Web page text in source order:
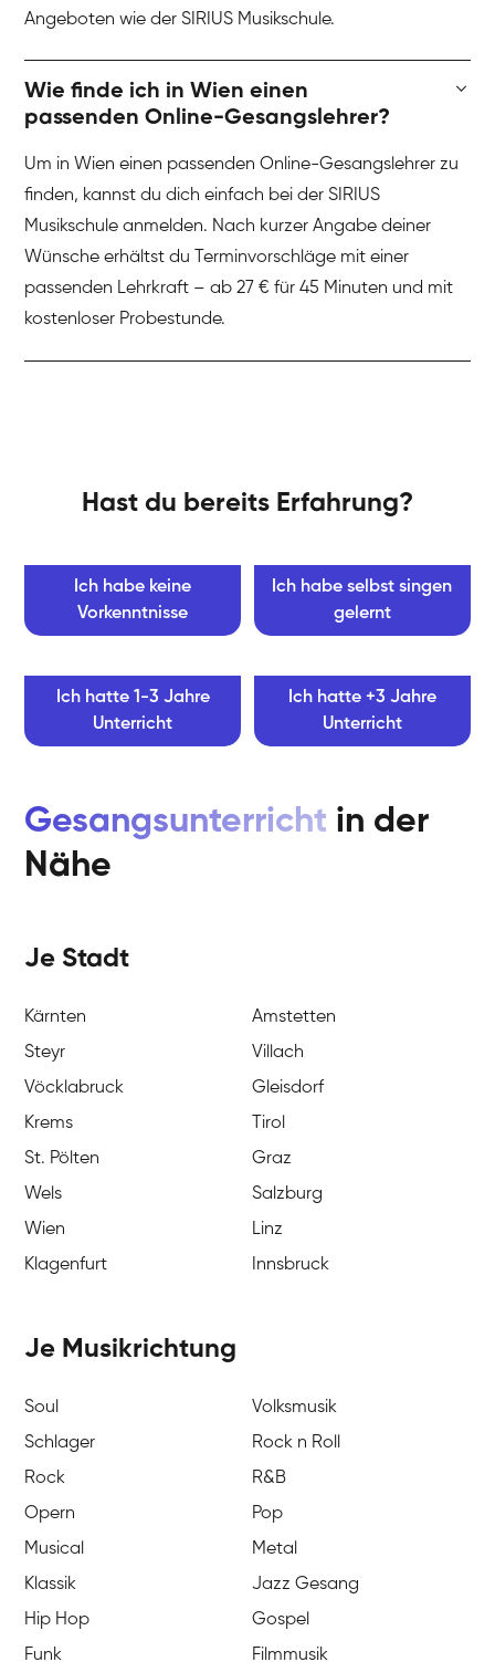
Angeboten wie der SIRIUS Musikschule.
Wie finde ich in Wien einen
passenden Online-Gesangslehrer?
Um in Wien einen passenden Online-Gesangslehrer zu
finden, kannst du dich einfach bei der SIRIUS
Musikschule anmelden. Nach kurzer Angabe deiner
Wünsche erhältst du Terminvorschläge mit einer
passenden Lehrkraft – ab 27 € für 45 Minuten und mit
kostenloser Probestunde.
Hast du bereits Erfahrung?
Ich habe keine
Vorkenntnisse
Ich habe selbst singen
gelernt
Ich hatte 1-3 Jahre
Unterricht
Ich hatte +3 Jahre
Unterricht
Gesangsunterricht in der
Nähe
Je Stadt
Kärnten
Amstetten
Steyr
Villach
Vöcklabruck
Gleisdorf
Krems
Tirol
St. Pölten
Graz
Wels
Salzburg
Wien
Linz
Klagenfurt
Innsbruck
Je Musikrichtung
Soul
Volksmusik
Schlager
Rock n Roll
Rock
R&B
Opern
Pop
Musical
Metal
Klassik
Jazz Gesang
Hip Hop
Gospel
Funk
Filmmusik